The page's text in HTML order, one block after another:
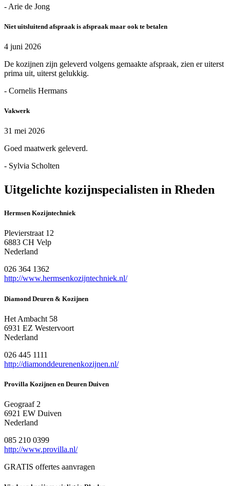
- Arie de Jong
Niet uitsluitend afspraak is afspraak maar ook te betalen
4 juni 2026
De kozijnen zijn geleverd volgens gemaakte afspraak, zien er uiterst
prima uit, uiterst gelukkig.
- Cornelis Hermans
Vakwerk
31 mei 2026
Goed maatwerk geleverd.
- Sylvia Scholten
Uitgelichte kozijnspecialisten in Rheden
Hermsen Kozijntechniek
Plevierstraat 12
6883 CH Velp
Nederland
026 364 1362
http://www.hermsenkozijntechniek.nl/
Diamond Deuren & Kozijnen
Het Ambacht 58
6931 EZ Westervoort
Nederland
026 445 1111
http://diamonddeurenenkozijnen.nl/
Provilla Kozijnen en Deuren Duiven
Geograaf 2
6921 EW Duiven
Nederland
085 210 0399
http://www.provilla.nl/
GRATIS offertes aanvragen